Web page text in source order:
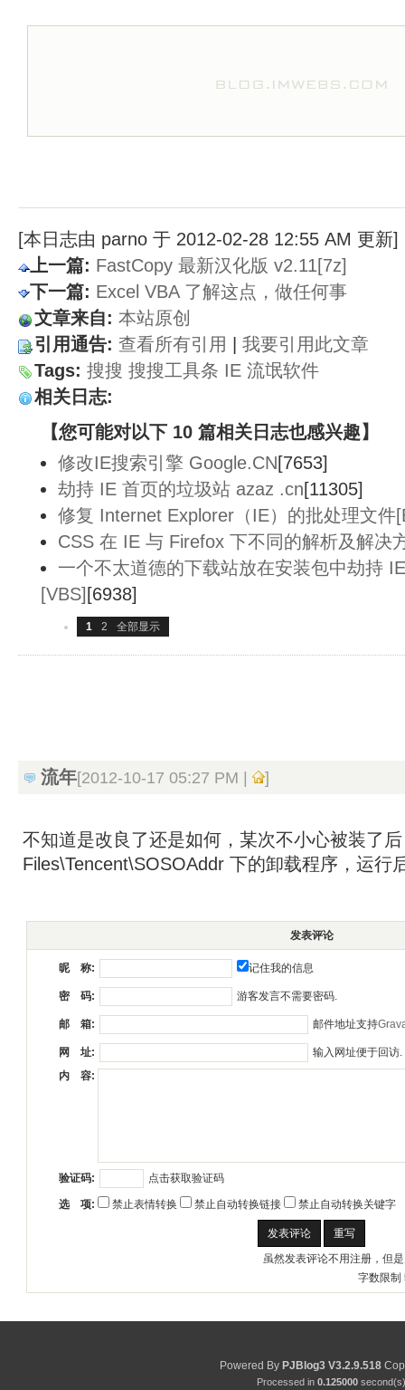
[本日志由 parno 于 2012-02-28 12:55 AM 更新]
上一篇: FastCopy 最新汉化版 v2.11[7z]
下一篇: Excel VBA 了解这点，做任何事
文章来自: 本站原创
引用通告: 查看所有引用
我要引用此文章
Tags: 搜搜 搜搜工具条 IE 流氓软件
相关日志:
【您可能对以下 10 篇相关日志也感兴趣】
修改IE搜索引擎 Google.CN[7653]
劫持 IE 首页的垃圾站 azaz .cn[11305]
修复 Internet Explorer（IE）的批处理文件
CSS 在 IE 与 Firefox 下不同的解析及解决
一个不太道德的下载站放在安装包中劫持
[VBS] [6938]
1 2 全部显示
流年[2012-10-17 05:27 PM | ]
不知道是改良了还是如何，某次不小心被装了
Files\Tencent\SOSOAddr 下的卸载程序，运行
发表评论
昵 称: 记住我的信息
密 码: 游客发言不需要密码.
邮 箱: 邮件地址支持
网 址:
输入网址便于回访.
内 容:
验证码: 点击获取验证码
选 项: 禁止表情转换 禁止自动转换链接 禁止自动转换关键字
虽然发表评论不用注册，但
字数限制
Powered By PJBlog3 V3.2.9.518
Processed in 0.125000